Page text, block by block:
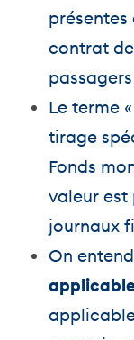
contrat
Le terme «
tirage
Fonds
valeur est
journaux
On